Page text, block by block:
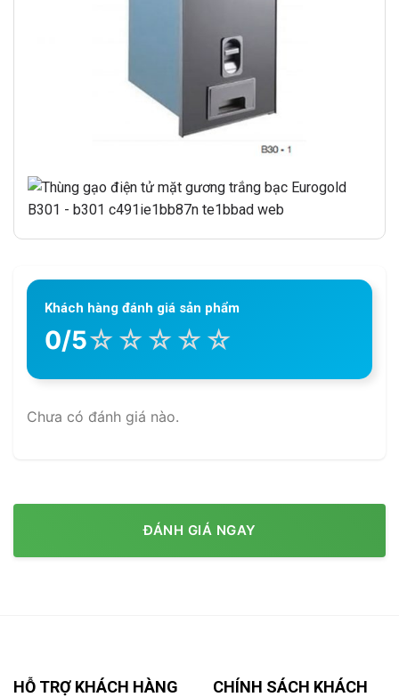
Khách hàng đánh giá sản phẩm
0/5☆ ☆ ☆ ☆ ☆
Chưa có đánh giá nào.
ĐÁNH GIÁ NGAY
HỖ TRỢ KHÁCH HÀNG
CHÍNH SÁCH KHÁCH